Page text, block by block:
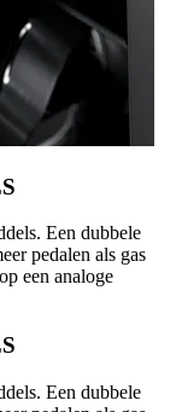
Een dubbele
pedalen als gas
een analoge
Een dubbele